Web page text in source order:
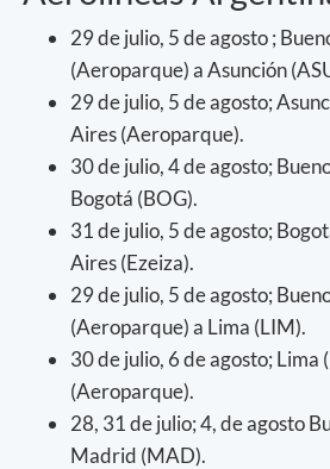
29 de julio, 5 de agosto ;
(Aeroparque) a Asunción
29 de julio, 5 de agosto;
Aires (Aeroparque).
30 de julio, 4 de agosto;
Bogotá (BOG).
31 de julio, 5 de agosto;
Aires (Ezeiza).
29 de julio, 5 de agosto;
(Aeroparque) a Lima (LIM).
30 de julio, 6 de agosto; Lima
(Aeroparque).
28, 31 de julio; 4, de agosto
Madrid (MAD).